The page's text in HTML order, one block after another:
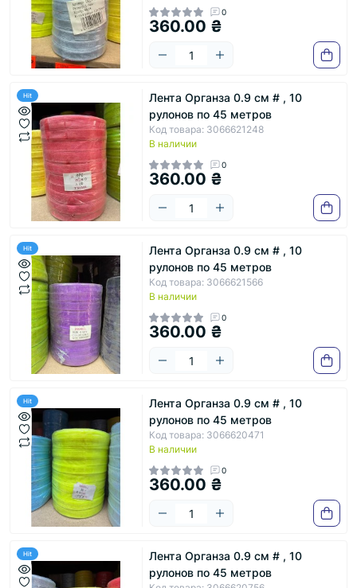
0
360.00 ₴
Hit
Лента Органза 0.9 см # , 10
рулонов по 45 метров
Код товара: 3066621248
В наличии
0
360.00 ₴
Hit
Лента Органза 0.9 см # , 10
рулонов по 45 метров
Код товара: 3066621566
В наличии
0
360.00 ₴
Hit
Лента Органза 0.9 см # , 10
рулонов по 45 метров
Код товара: 3066620471
В наличии
0
360.00 ₴
Hit
Лента Органза 0.9 см # , 10
рулонов по 45 метров